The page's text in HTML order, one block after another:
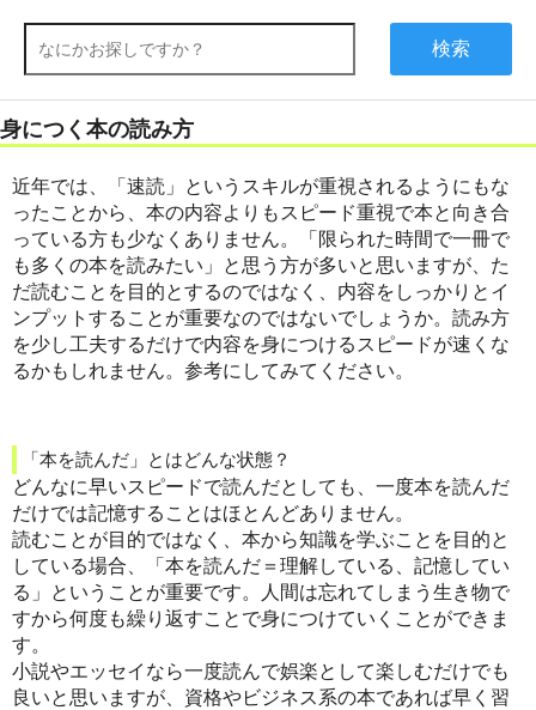
検索
身につく本の読み方
近年では、「速読」というスキルが重視されるようにもな
ったことから、本の内容よりもスピード重視で本と向き合
っている方も少なくありません。「限られた時間で一冊で
も多くの本を読みたい」と思う方が多いと思いますが、た
だ読むことを目的とするのではなく、内容をしっかりとイ
ンプットすることが重要なのではないでしょうか。読み方
を少し工夫するだけで内容を身につけるスピードが速くな
るかもしれません。参考にしてみてください。
「本を読んだ」とはどんな状態？
どんなに早いスピードで読んだとしても、一度本を読んだ
だけでは記憶することはほとんどありません。
読むことが目的ではなく、本から知識を学ぶことを目的と
している場合、「本を読んだ＝理解している、記憶してい
る」ということが重要です。人間は忘れてしまう生き物で
すから何度も繰り返すことで身につけていくことができま
す。
小説やエッセイなら一度読んで娯楽として楽しむだけでも
良いと思いますが、資格やビジネス系の本であれば早く習